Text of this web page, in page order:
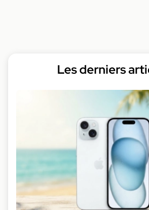
Les derniers